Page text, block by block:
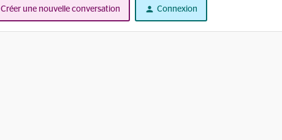
Créer une nouvelle conversation Connexion